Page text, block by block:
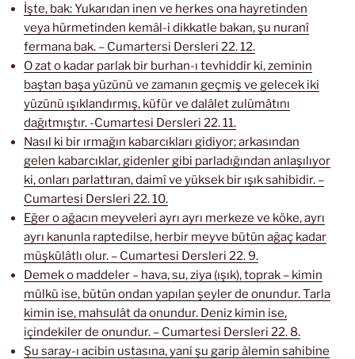
İşte, bak: Yukarıdan inen ve herkes ona hayretinden
veya hürmetinden kemâl-i dikkatle bakan, şu nuranî
fermana bak. – Cumartersi Dersleri 22. 12.
O zat o kadar parlak bir burhan-ı tevhiddir ki, zeminin
baştan başa yüzünü ve zamanın geçmiş ve gelecek iki
yüzünü ışıklandırmış, küfür ve dalâlet zulümâtını
dağıtmıştır. -Cumartesi Dersleri 22. 11.
Nasıl ki bir ırmağın kabarcıkları gidiyor; arkasından
gelen kabarcıklar, gidenler gibi parladığından anlaşılıyor
ki, onları parlattıran, daimî ve yüksek bir ışık sahibidir. –
Cumartesi Dersleri 22. 10.
Eğer o ağacın meyveleri ayrı ayrı merkeze ve köke, ayrı
ayrı kanunla raptedilse, herbir meyve bütün ağaç kadar
müşkülâtlı olur. – Cumartesi Dersleri 22. 9.
Demek o maddeler – hava, su, ziya (ışık), toprak – kimin
mülkü ise, bütün ondan yapılan şeyler de onundur. Tarla
kimin ise, mahsulât da onundur. Deniz kimin ise,
içindekiler de onundur. – Cumartesi Dersleri 22. 8.
Şu saray-ı acibin ustasına, yani şu garip âlemin sahibine